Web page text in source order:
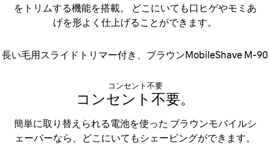
を トリムする機能を搭載。
どこにいても口ヒゲやモミあ
げを 形よく仕上げることができます。
長い毛用スライドトリマー付き、ブラウンMobileShave M-90
コンセント不要
コンセント不要。
簡単に取り替えられる電池を使った ブラウンモバイルシ
ェーバーなら、どこにいてもシェービングができます。